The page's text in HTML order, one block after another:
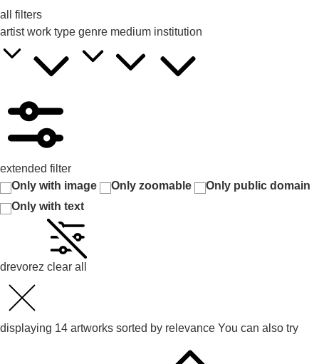
all filters
artist work type genre medium institution
extended filter
Only with image
Only zoomable
Only public domain
Only with text
drevorez clear all
displaying 14 artworks sorted by relevance You can also try